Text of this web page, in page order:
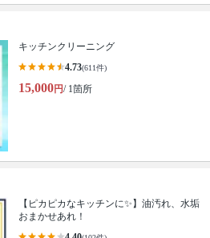
キッチンクリーニング
4.73(611件)
15,000円/ 1箇所
【ピカピカなキッチンに✨】油汚れ、水垢
おまかせあれ！